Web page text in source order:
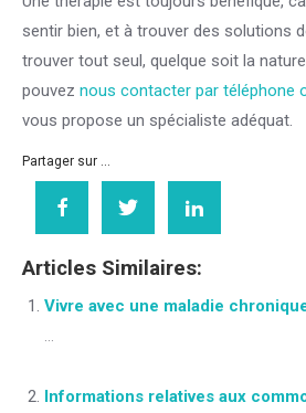
sentir bien, et à trouver des solutions
trouver tout seul, quelque soit la
pouvez nous contacter par téléphone
vous propose un spécialiste adéquat.
Partager sur ...
Articles Similaires:
Vivre avec une maladie
...
Informations relatives aux